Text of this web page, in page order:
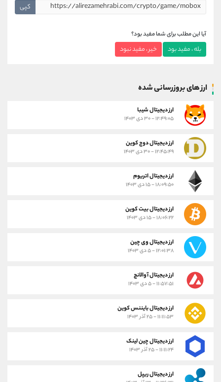
کپی
آیا این مطلب برای شما مفید بود؟
بله ، مفید بود خیر ، مفید نبود
ارز های بروزرسانی شده
ارز ديجيتال شیبا
۱۲:۴۹:۰۵ - ۳۰ دی ۱۴۰۳
ارز دیجیتال دوج کوین
۱۲:۴۵:۴۹ - ۳۰ دی ۱۴۰۳
ارز دیجیتال اتریوم
۱۸:۰۹:۵۰ - ۱۵ دی ۱۴۰۳
ارز دیجیتال بیت کوین
۱۸:۰۶:۲۲ - ۱۵ دی ۱۴۰۳
ارز دیجیتال وی چین
۱۲:۰۱:۳۸ - ۵ دی ۱۴۰۳
ارز دیجیتال آوالانچ
۱۱:۵۷:۵۱ - ۵ دی ۱۴۰۳
ارز دیجیتال بایننس کوین
۱۱:۱۱:۵۳ - ۲۵ آذر ۱۴۰۳
ارز دیجیتال چین لینک
۱۱:۱۱:۲۴ - ۲۵ آذر ۱۴۰۳
ارز دیجیتال ریپل